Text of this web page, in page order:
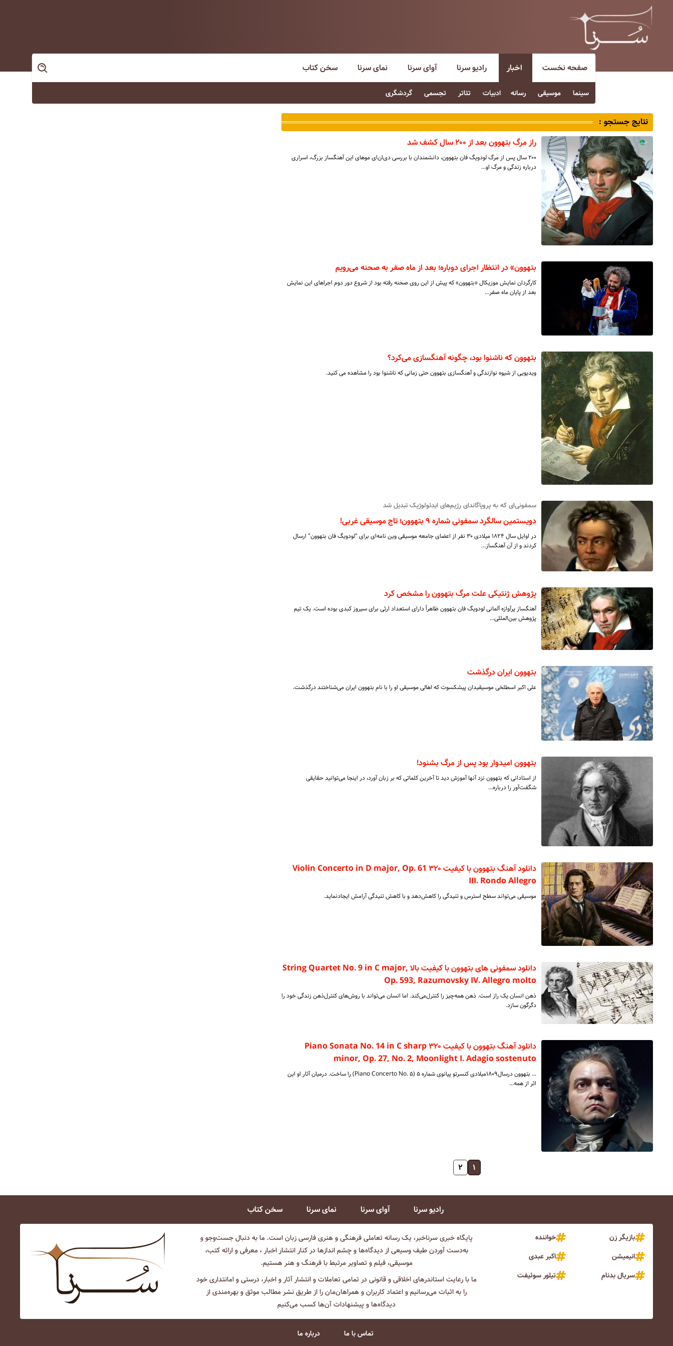
صفحه نخست اخبار
سینما موسیقی رسانه ادبیات تئاتر تجسمی گردشگری
رادیو سرنا آوای سرنا نمای سرنا سخن کتاب
نتایج جستجو :
راز مرگ بتهوون بعد از ۲۰۰ سال کشف شد
۲۰۰ سال پس از مرگ لودویگ فان بتهوون، دانشمندان با بررسی دی‌ان‌ای موهای این آهنگساز بزرگ، اسراری
درباره زندگی و مرگ او…
بتهوون» در انتظار اجرای دوباره؛ بعد از ماه صفر به صحنه می‌رویم
کارگردان نمایش موزیکال «بتهوون» که پیش از این روی صحنه رفته بود از شروع دور دوم اجراهای این نمایش
بعد از پایان ماه صفر…
بتهوون که ناشنوا بود، چگونه آهنگسازی می‌کرد؟
ویدیویی از شیوه نوازندگی و آهنگسازی بتهوون حتی زمانی که ناشنوا بود را مشاهده می کنید.
سمفونی‌ای که به پروپاگاندای رژیم‌های ایدئولوژیک تبدیل شد
دویستمین سالگرد سمفونی شماره ۹ بتهوون؛ تاج موسیقی غربی!
در اوایل سال ۱۸۲۴ میلادی ۳۰ نفر از اعضای جامعه موسیقی وین نامه‌ای برای "لودویگ فان بتهوون" ارسال
کردند و از آن آهنگساز…
پژوهش ژنتیکی علت مرگ بتهوون را مشخص کرد
آهنگساز پرآوازه آلمانی لودویگ فان بتهوون ظاهراً دارای استعداد ارثی برای سیروز کبدی بوده است. یک تیم
پژوهش بین‌المللی…
بتهوون ایران درگذشت
علی اکبر اسطلخی موسیقیدان پیشکسوت که اهالی موسیقی او را با نام بتهوون ایران می‌شناختند درگذشت.
بتهوون امیدوار بود پس از مرگ بشنود!
از استادانی که بتهوون نزد آنها آموزش دید تا آخرین کلماتی که بر زبان آورد، در اینجا می‌توانید حقایقی
شگفت‌آور را درباره…
دانلود آهنگ بتهوون با کیفیت ۳۲۰ Violin Concerto in D major, Op. 61
III. Rondo Allegro
موسیقی می‌تواند سطح استرس و تنیدگی را کاهش‌دهد و با کاهش تنیدگی آرامش ایجاد‌نماید.
دانلود سمفونی های بتهوون با کیفیت بالا String Quartet No. 9 in C major,
Op. 593, Razumovsky IV. Allegro molto
ذهن انسان یک راز است‌. ذهن همه‌چیز را کنترل‌می‌کند. اما انسان می‌تواند با روش‌های کنترل‌ذهن زندگی خود را
دگرگون سازد.
دانلود آهنگ بتهوون با کیفیت ۳۲۰ Piano Sonata No. 14 in C sharp
minor, Op. 27, No. 2, Moonlight I. Adagio sostenuto
... بتهوون در‌سال‌۱۸۰۹میلادی کنسرتو پیانوی شماره‌ ۵ (Piano Concerto No. ۵) را ساخت‌. درمیان آثار او این
اثر از همه…
۱ ۲
رادیو سرنا آوای سرنا نمای سرنا سخن کتاب
بازیگر زن
خواننده
انیمیشن
اکبر عبدی
سریال بدنام
تیلور سوئیفت
پایگاه خبری سرناخبر، یک رسانه تعاملی فرهنگی و هنری فارسی زبان است. ما به دنبال جست‌و‌جو و
به‌دست آوردن طیف وسیعی از دیدگاه‌ها و چشم انداز‌ها در کنار انتشار اخبار ، معرفی و ارائه کتب،
موسیقی، فیلم و تصاویر مرتبط با فرهنگ و هنر هستیم.
ما با رعایت استاندرهای اخلاقی و قانونی در تمامی تعاملات و انتشار آثار و اخبار، درستی و امانتداری خود
را به اثبات می‌رسانیم و اعتماد کاربران و همراهان‌مان را از طریق نشر مطالب موثق و بهره‌مندی از
دیدگاه‌ها و پیشنهادات آن‌ها کسب می‌کنیم
تماس با ما درباره ما